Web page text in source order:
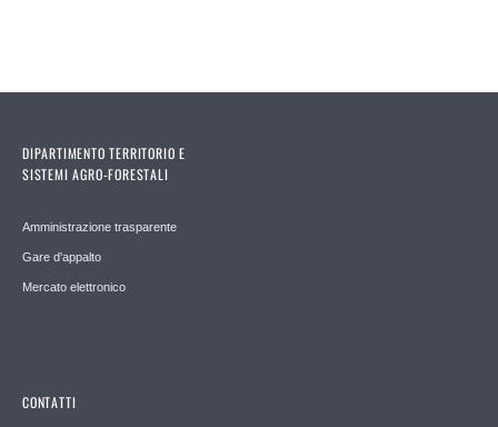
DIPARTIMENTO TERRITORIO E
SISTEMI AGRO-FORESTALI
Amministrazione trasparente
Gare d'appalto
Mercato elettronico
CONTATTI